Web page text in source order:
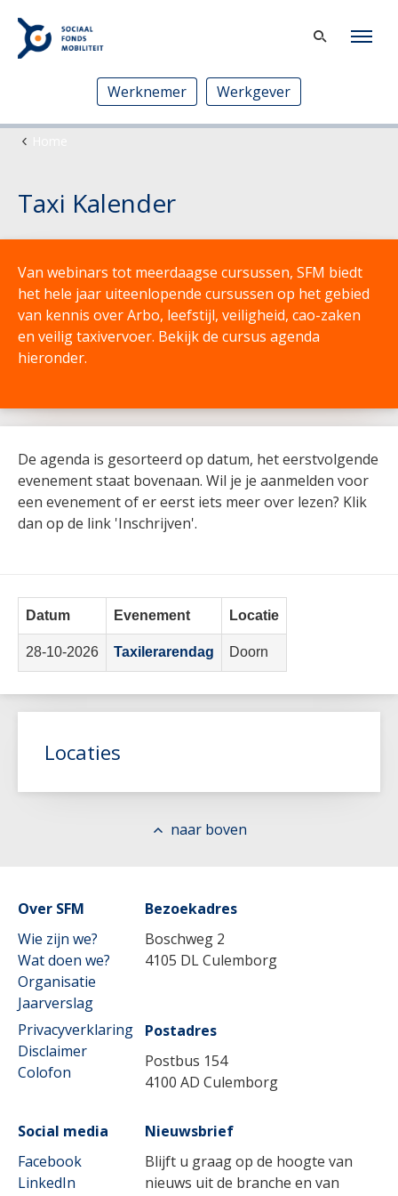
Werknemer Werkgever
Taxi Kalender
Van webinars tot meerdaagse cursussen, SFM biedt
het hele jaar uiteenlopende cursussen op het gebied
van kennis over Arbo, leefstijl, veiligheid, cao-zaken
en veilig taxivervoer. Bekijk de cursus agenda
hieronder.
De agenda is gesorteerd op datum, het eerstvolgende
evenement staat bovenaan. Wil je je aanmelden voor
een evenement of er eerst iets meer over lezen? Klik
dan op de link 'Inschrijven'.
Datum Evenement Locatie
28-10-2026 Taxilerarendag Doorn
Locaties
naar boven
Over SFM
Wie zijn we?
Wat doen we?
Organisatie
Jaarverslag
Privacyverklaring
Disclaimer
Colofon
Bezoekadres
Boschweg 2
4105 DL Culemborg
Postadres
Postbus 154
4100 AD Culemborg
Social media
Facebook
LinkedIn
Nieuwsbrief
Blijft u graag op de hoogte van
nieuws uit de branche en van